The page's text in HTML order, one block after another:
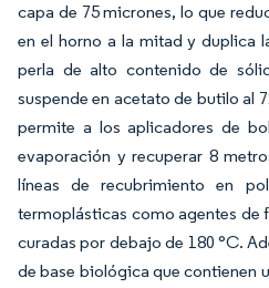
capa de 75 micrones, lo que
en el horno a la mitad y duplica
perla de alto contenido de
suspende en acetato de butilo al
permite a los aplicadores de
evaporación y recuperar 8
líneas de recubrimiento en
termoplásticas como agentes de
curadas por debajo de 180 °C.
de base biológica que contienen